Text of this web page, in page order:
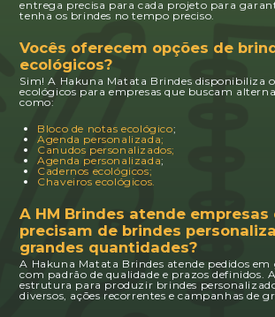
entrega precisa para cada projeto para
tenha os brindes no tempo preciso.
Vocês oferecem opções de
ecológicos?
Sim! A Hakuna Matata Brindes disponibiliza
ecológicos para empresas que buscam
como:
Bloco de notas ecológico;
Agenda personalizada;
Canudos personalizados;
Agenda personalizada;
Cadernos ecológicos;
Chaveiros ecológicos.
A HM Brindes atende empresas
precisam de brindes
grandes quantidades?
A Hakuna Matata Brindes atende pedidos em
com padrão de qualidade e prazos definidos.
estrutura para produzir brindes
diversos, ações recorrentes e campanhas de